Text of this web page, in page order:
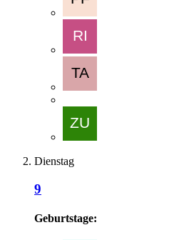
Dienstag
9
Geburtstage: